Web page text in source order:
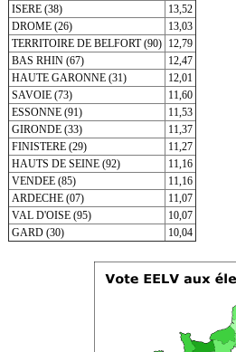
ISERE (38)
13,52
DROME (26)
13,03
TERRITOIRE DE BELFORT (90)
12,79
BAS RHIN (67)
12,47
HAUTE GARONNE (31)
12,01
SAVOIE (73)
11,60
ESSONNE (91)
11,53
GIRONDE (33)
11,37
FINISTERE (29)
11,27
HAUTS DE SEINE (92)
11,16
VENDEE (85)
11,16
ARDECHE (07)
11,07
VAL D'OISE (95)
10,07
GARD (30)
10,04